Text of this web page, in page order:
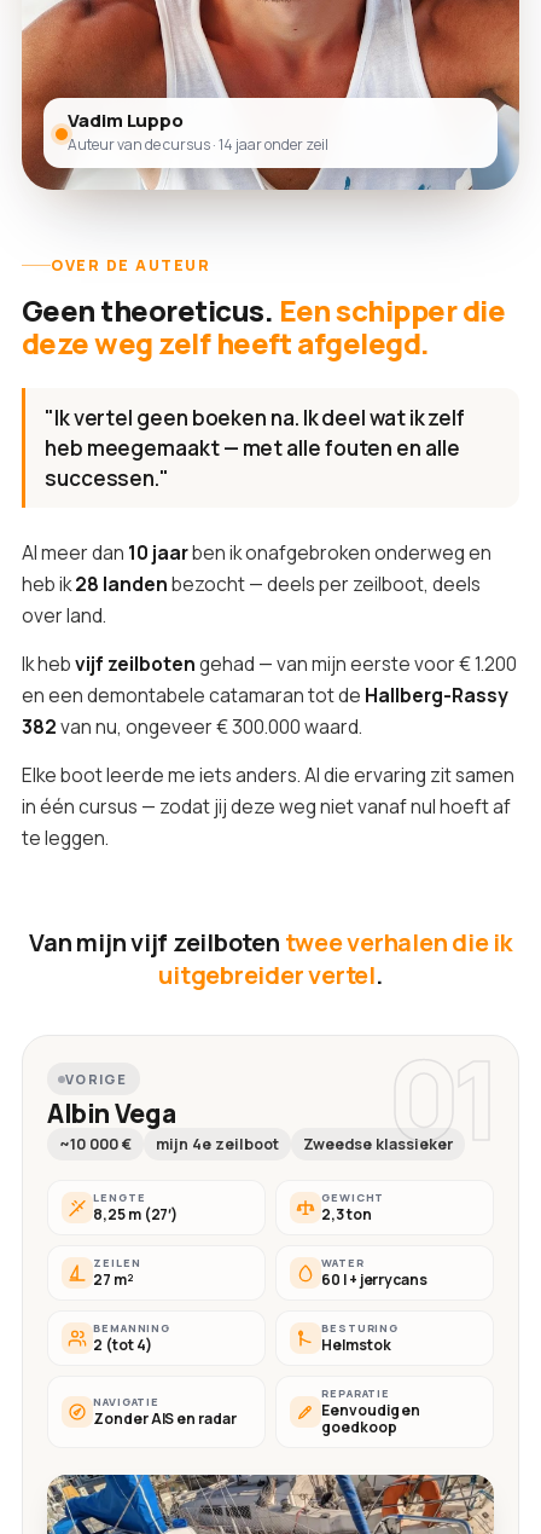
Vadim Luppo
Auteur van de cursus · 14 jaar onder zeil
OVER DE AUTEUR
Geen theoreticus. Een schipper die
deze weg zelf heeft afgelegd.
"Ik vertel geen boeken na. Ik deel wat ik zelf
heb meegemaakt — met alle fouten en alle
successen."
Al meer dan 10 jaarben ik onafgebroken onderweg en
heb ik28 landenbezocht — deels per zeilboot, deels
over land.
Ik hebvijf zeilbotengehad — van mijn eerste voor € 1.200
en een demontabele catamaran tot de Hallberg-Rassy
382van nu, ongeveer € 300.000 waard.
Elke boot leerde me iets anders. Al die ervaring zit samen
in één cursus — zodat jij deze weg niet vanaf nul hoeft af
te leggen.
Van mijn vijf zeilboten twee verhalen die ik
uitgebreider vertel.
01
VORIGE
Albin Vega
~10 000 € mijn 4e zeilboot Zweedse klassieker
LENGTE
8,25 m (27′)
GEWICHT
2,3 ton
ZEILEN
27 m²
WATER
60 l + jerrycans
BEMANNING
2 (tot 4)
BESTURING
Helmstok
NAVIGATIE
Zonder AIS en radar
REPARATIE
Eenvoudig en
goedkoop